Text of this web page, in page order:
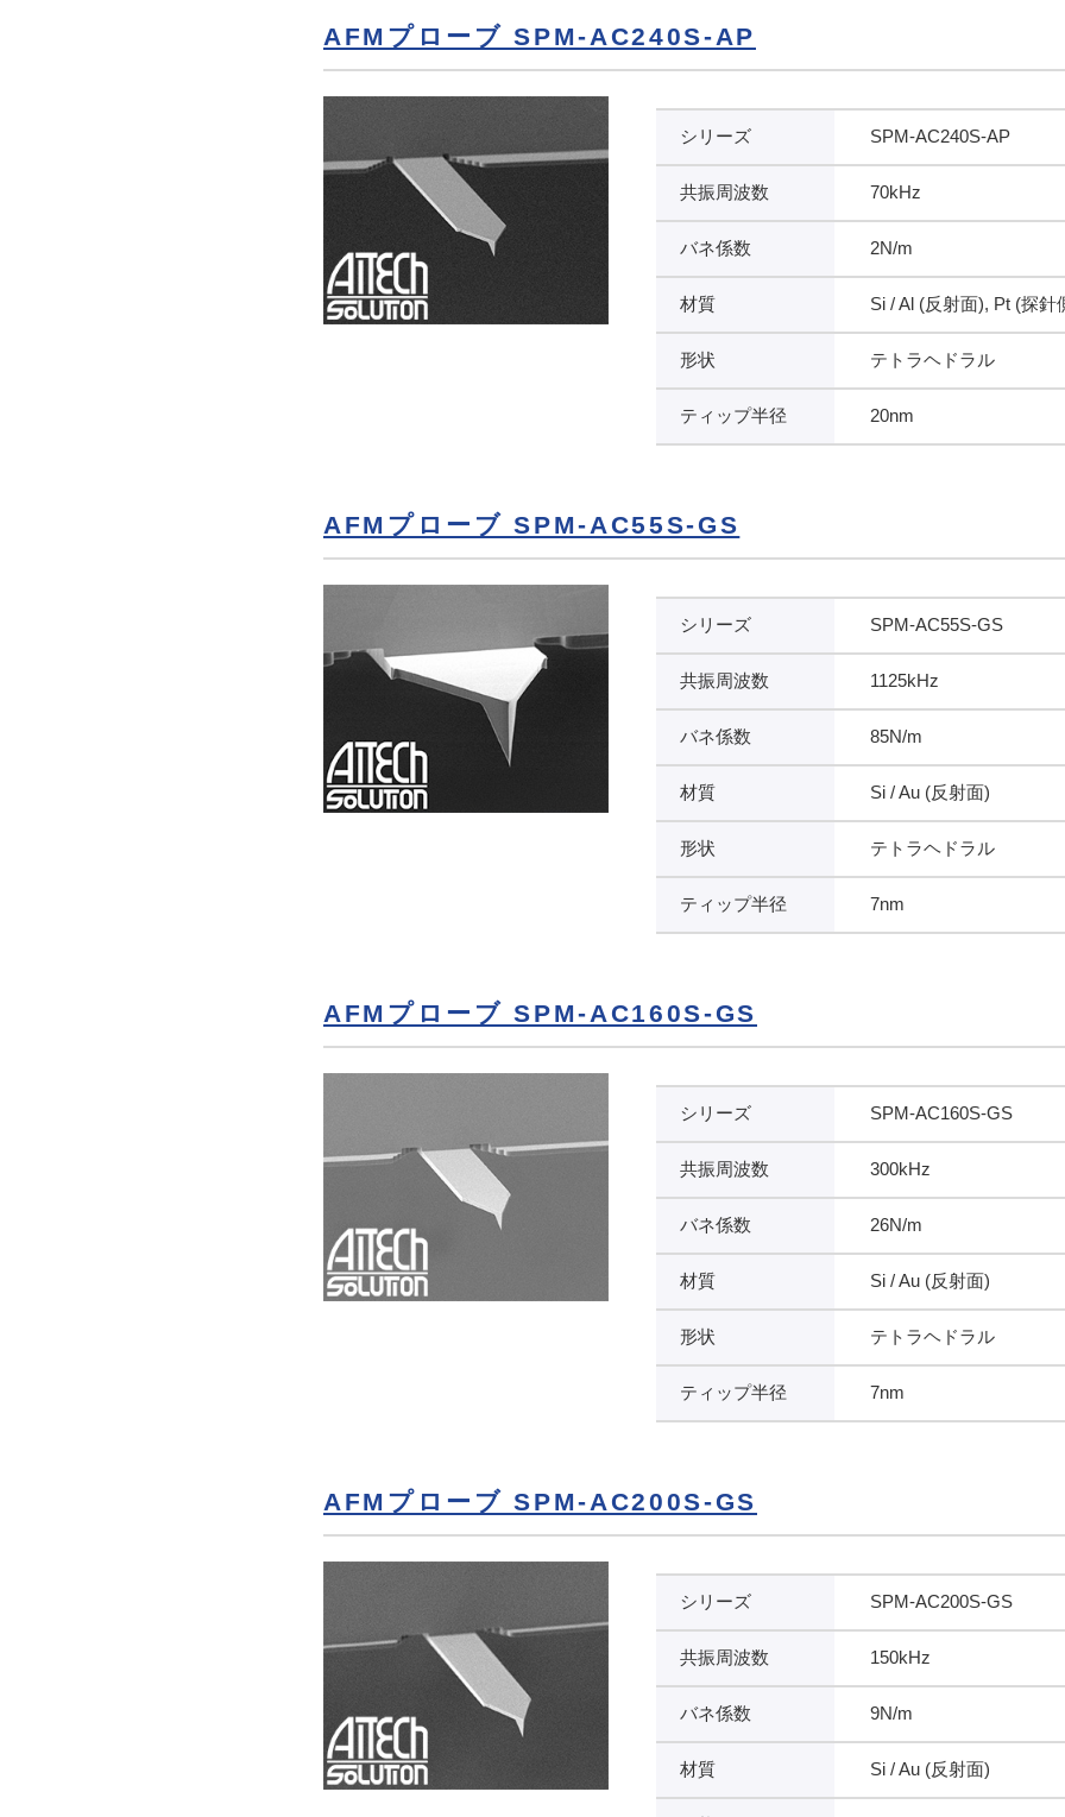
AFMプローブ SPM-AC240S-AP
シリーズ SPM-AC240S-AP
共振周波数 70kHz
バネ係数 2N/m
材質 Si / Al (反射面), Pt (探針
形状 テトラヘドラル
ティップ半径 20nm
AFMプローブ SPM-AC55S-GS
シリーズ SPM-AC55S-GS
共振周波数 1125kHz
バネ係数 85N/m
材質 Si / Au (反射面)
形状 テトラヘドラル
ティップ半径 7nm
AFMプローブ SPM-AC160S-GS
シリーズ SPM-AC160S-GS
共振周波数 300kHz
バネ係数 26N/m
材質 Si / Au (反射面)
形状 テトラヘドラル
ティップ半径 7nm
AFMプローブ SPM-AC200S-GS
シリーズ SPM-AC200S-GS
共振周波数 150kHz
バネ係数 9N/m
材質 Si / Au (反射面)